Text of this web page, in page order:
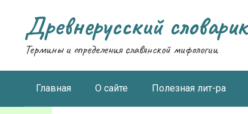
контентуДревнерусский словарик
Термины и определения славянской мифологии
Главная О сайте Полезная лит-ра